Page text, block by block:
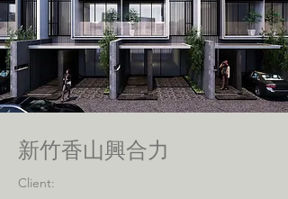
新竹香山興合力
Client: